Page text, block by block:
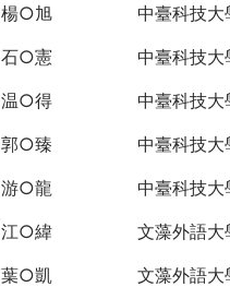
楊○旭
中臺科技大
石○憲
中臺科技大
温○得
中臺科技大
郭○臻
中臺科技大
游○龍
中臺科技大
江○緯
文藻外語大
葉○凱
文藻外語大